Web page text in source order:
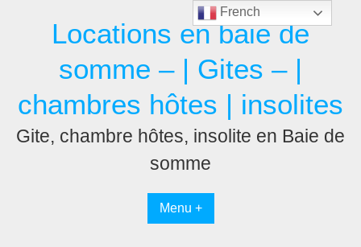
Locations en baie de
somme – | Gites – |
chambres hôtes | insolites
Gite, chambre hôtes, insolite en Baie de
somme
Menu +
French